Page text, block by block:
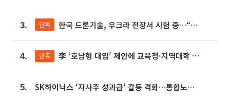
3. 단독 한국 드론기술, 우크라 전장서 시험 중…“스타트업 여러 곳 참여”
4. 단독 李 ‘호남형 대입’ 제안에 교육청·지역대학 서·논술형 입시 연계 '착수'
5. SK하이닉스 ‘자사주 성과급’ 갈등 격화…통합노조 출범 움직임